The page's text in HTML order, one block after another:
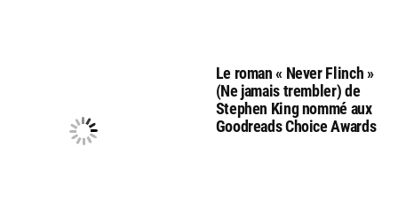
Le roman « Never Flinch »
(Ne jamais trembler) de
Stephen King nommé aux
Goodreads Choice Awards